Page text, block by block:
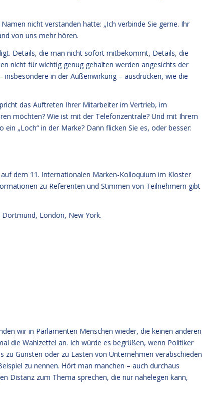
nicht verstanden hatte: „Ich verbinde Sie gerne. Ihr
von uns mehr hören.
Details, die man nicht sofort mitbekommt, Details, die
nicht für wichtig genug gehalten werden angesichts der
in der Außenwirkung – ausdrücken, wie die
das Auftreten Ihrer Mitarbeiter im Vertrieb, im
möchten? Wie ist mit der Telefonzentrale? Und mit Ihrem
„Loch“ in der Marke? Dann flicken Sie es, oder besser:
dem 11. Internationalen Marken-Kolloquium im Kloster
zu Referenten und Stimmen von Teilnehmern gibt
London, New York.
wir in Parlamenten Menschen wieder, die keinen anderen
die Wahlzettel an. Ich würde es begrüßen, wenn Politiker
zu Gunsten oder zu Lasten von Unternehmen verabschieden
zu nennen. Hört man manchen – auch durchaus
Distanz zum Thema sprechen, die nur nahelegen kann,